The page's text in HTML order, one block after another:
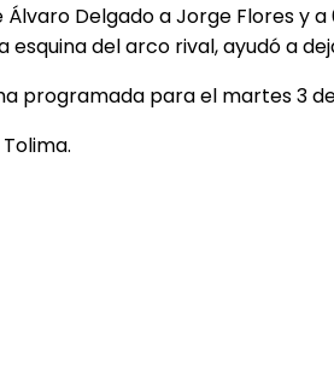
Delgado a Jorge Flores y
del arco rival, ayudó a
programada para el martes 3